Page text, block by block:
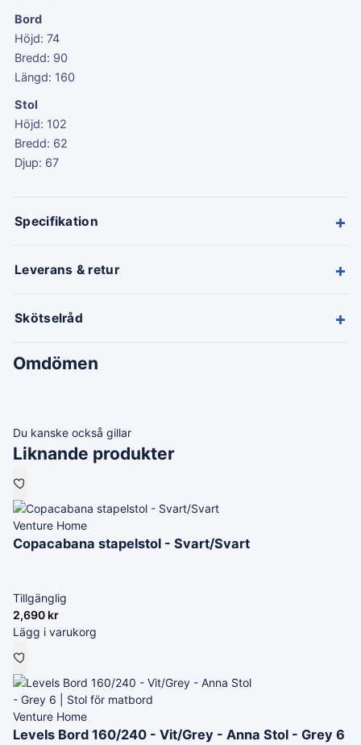
Bord
Höjd: 74
Bredd: 90
Längd: 160
Stol
Höjd: 102
Bredd: 62
Djup: 67
Specifikation +
Leverans & retur +
Skötselråd +
Omdömen
Du kanske också gillar
Liknande produkter
Venture Home
Copacabana stapelstol - Svart/Svart
Tillgänglig
2,690 kr
Lägg i varukorg
Venture Home
Levels Bord 160/240 - Vit/Grey - Anna Stol - Grey 6